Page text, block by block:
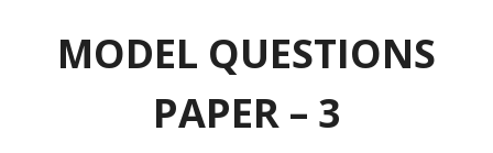
MODEL QUESTIONS
PAPER – 3